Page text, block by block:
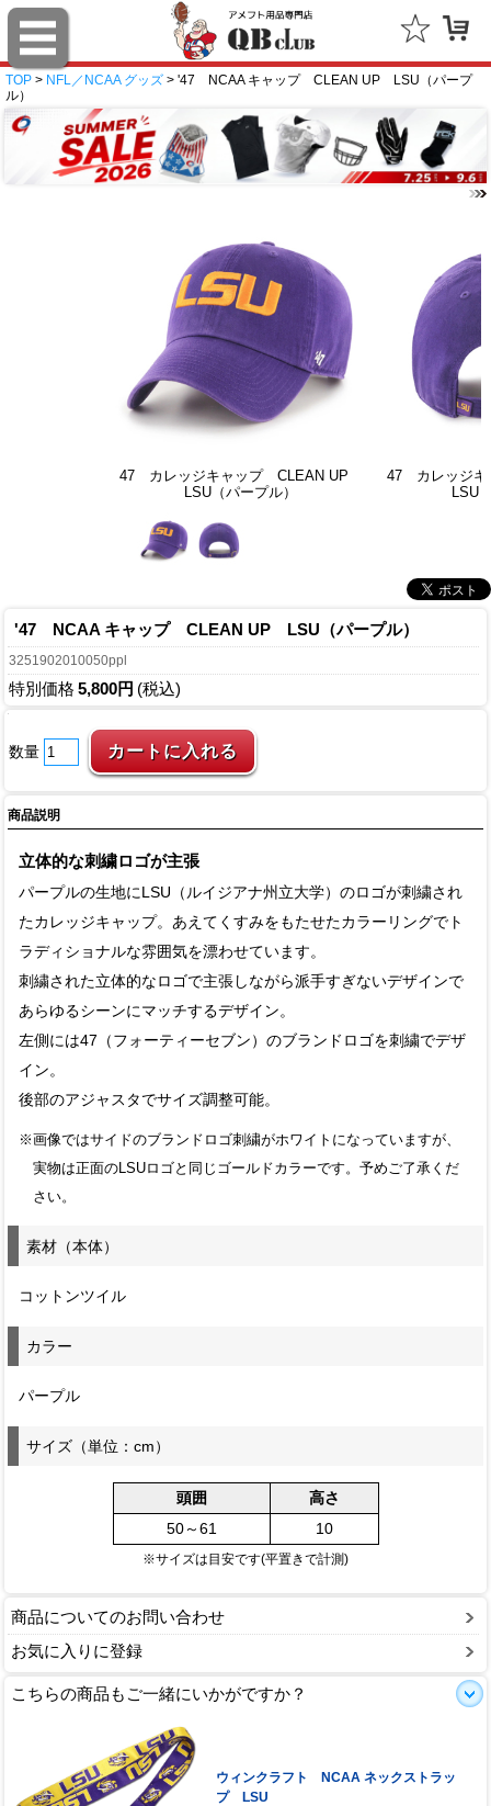
TOP > NFL／NCAA グッズ > '47 NCAA キャップ CLEAN UP LSU（パープ
ル）
47 カレッジキャップ CLEAN UP
LSU（パープル）
47 カレッジ
LSU
'47 NCAA キャップ CLEAN UP LSU（パープル）
3251902010050ppl
特別価格 5,800円 (税込)
数量
商品説明
立体的な刺繍ロゴが主張
パープルの生地にLSU（ルイジアナ州立大学）のロゴが刺繍され
たカレッジキャップ。あえてくすみをもたせたカラーリングでト
ラディショナルな雰囲気を漂わせています。
刺繍された立体的なロゴで主張しながら派手すぎないデザインで
あらゆるシーンにマッチするデザイン。
左側には47（フォーティーセブン）のブランドロゴを刺繍でデザ
イン。
後部のアジャスタでサイズ調整可能。
※画像ではサイドのブランドロゴ刺繍がホワイトになっていますが、
実物は正面のLSUロゴと同じゴールドカラーです。予めご了承くだ
さい。
素材（本体）
コットンツイル
カラー
パープル
サイズ（単位：cm）
頭囲
高さ
50～61
10
※サイズは目安です(平置きで計測)
商品についてのお問い合わせ
お気に入りに登録
こちらの商品もご一緒にいかがですか？
ウィンクラフト NCAA ネックストラッ
プ LSU